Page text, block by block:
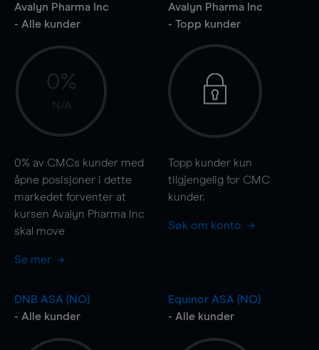
Avalyn Pharma Inc
- Alle kunder
0%
N/A
0% av CMCs kunder med
åpne posisjoner i dette
markedet forventer at
kursen Avalyn Pharma Inc
skal move
Se mer
Avalyn Pharma Inc
- Topp kunder
Topp kunder kun
tilgjengelig for CMC
kunder.
Søk om konto
DNB ASA (NO)
- Alle kunder
Equinor ASA (NO)
- Alle kunder